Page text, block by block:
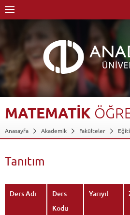
MATEMATİK
Anasayfa Akademik Fakülteler
Dersler - AKTS Kredileri
Tanıtım
Ders Adı
Ders
Kodu
Yarıyıl